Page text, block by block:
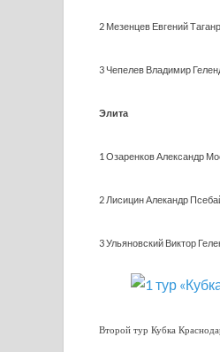
2 Мезенцев Евгений
3 Чепелев Владимир
Элита
1 Озаренков Александр
2 Лисицин Алекандр
3 Ульяновский Виктор
Второй тур Кубка